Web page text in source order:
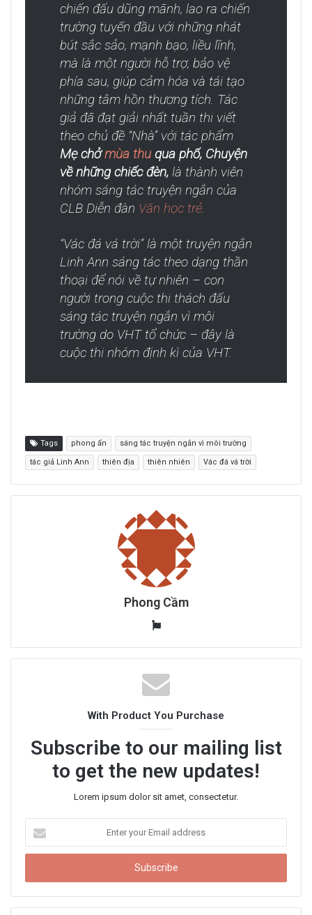
chiến đấu dũng mãnh, lao ra chiến
trường tuyến đầu với những nhát
bút sắc sảo, mạnh bạo, liều lĩnh,
mà là một người hỗ trợ, bảo vệ
phía sau, giúp cảm hóa và tái tạo
những tâm hồn thương tích. Tác
giả đã đạt giải nhất tuần thi viết
theo chủ đề “Nhà” với tác phẩm
Mẹ chởmùa thuqua phố, Chuyện
về những chiếc đèn, là thành viên
nhóm sáng tác truyện ngắn của
CLB Diễn đàn Văn học trẻ.
“Vác đá vá trời” là một truyện ngắn
Linh Ann sáng tác theo dạng thần
thoại để nói về tự nhiên – con
người trong cuộc thi thách đấu
sáng tác truyện ngắn vì môi
trường do VHT tổ chức – đây là
cuộc thi nhóm định kì của VHT.
Tags phong ấn sáng tác truyện ngắn vì môi trường
tác giả Linh Ann thiên địa thiên nhiên Vác đá vá trời
Phong Cầm
W
b
s
i
e
With Product You Purchase
Subscribe to our mailing list
to get the new updates!
Lorem ipsum dolor sit amet, consectetur.
t
r
y